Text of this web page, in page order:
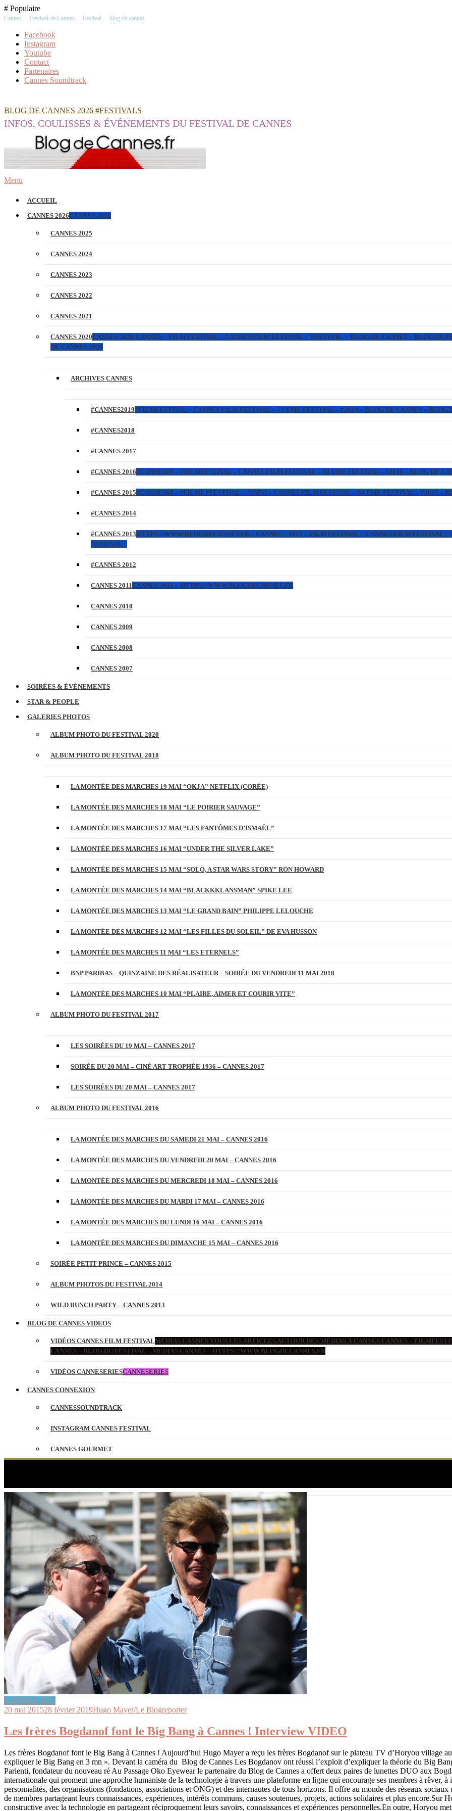
Skip
To
# Populaire
Cannes Festival de Cannes Festival blog de cannes
Facebook
Instagram
Youtube
Contact
Partenaires
Cannes Soundtrack
BLOG DE CANNES 2026 #FESTIVALS
INFOS, COULISSES & ÉVÉNEMENTS DU FESTIVAL DE CANNES
Menu
ACCUEIL
CANNES 2026CANNES 2026
CANNES 2025
CANNES 2024
CANNES 2023
CANNES 2022
CANNES 2021
CANNES 2020CANNES 2020 CANNES – FILM FESTIVAL – CANNES FILM FESTIVAL – FESTIVAL – BLOG DE CANNES – BLOG DU
DE CANNES 2020
ARCHIVES CANNES
#CANNES2019#FILMFESTIVAL – CANNES FILM FESTIVAL – 72 EME FESTIVAL – #2019 – BLOG DE CANNES – BLOG
#CANNES2018
#CANNES 2017
#CANNES 2016#CANNES69 – #FILMFESTIVAL – CANNES FILM FESTIVAL – 69 EME FESTIVAL – #2016 – BLOG DE
#CANNES 2015#CANNES68 – #FILMF #FESTIVAL – #INFO – CANNES FILM FESTIVAL – 68 EME FESTIVAL – #2015 –
#CANNES 2014
#CANNES 2013HTTPS://WWW.BLOGDECANNES.FR – CANNES – 2013 – FILM FESTIVAL – CANNES FILM FESTIVAL
FESTIVAL –
#CANNES 2012
CANNES 2011CANNES 2011 – HTTPS://WWW.BLOGDECANNES.FR
CANNES 2010
CANNES 2009
CANNES 2008
CANNES 2007
SOIRÉES & ÉVÉNEMENTS
STAR & PEOPLE
GALERIES PHOTOS
ALBUM PHOTO DU FESTIVAL 2020
ALBUM PHOTO DU FESTIVAL 2018
LA MONTÉE DES MARCHES 19 MAI “OKJA” NETFLIX (CORÉE)
LA MONTÉE DES MARCHES 18 MAI “LE POIRIER SAUVAGE”
LA MONTÉE DES MARCHES 17 MAI “LES FANTÔMES D’ISMAËL”
LA MONTÉE DES MARCHES 16 MAI “UNDER THE SILVER LAKE”
LA MONTÉE DES MARCHES 15 MAI “SOLO, A STAR WARS STORY” RON HOWARD
LA MONTÉE DES MARCHES 14 MAI “BLACKKKLANSMAN” SPIKE LEE
LA MONTÉE DES MARCHES 13 MAI “LE GRAND BAIN” PHILIPPE LELOUCHE
LA MONTÉE DES MARCHES 12 MAI “LES FILLES DU SOLEIL” DE EVA HUSSON
LA MONTÉE DES MARCHES 11 MAI “LES ETERNELS”
BNP PARIBAS – QUINZAINE DES RÉALISATEUR – SOIRÉE DU VENDREDI 11 MAI 2018
LA MONTÉE DES MARCHES 10 MAI “PLAIRE, AIMER ET COURIR VITE”
ALBUM PHOTO DU FESTIVAL 2017
LES SOIRÉES DU 19 MAI – CANNES 2017
SOIRÉE DU 20 MAI – CINÉ ART TROPHÉE 1936 – CANNES 2017
LES SOIRÉES DU 20 MAI – CANNES 2017
ALBUM PHOTO DU FESTIVAL 2016
LA MONTÉE DES MARCHES DU SAMEDI 21 MAI – CANNES 2016
LA MONTÉE DES MARCHES DU VENDREDI 20 MAI – CANNES 2016
LA MONTÉE DES MARCHES DU MERCREDI 18 MAI – CANNES 2016
LA MONTÉE DES MARCHES DU MARDI 17 MAI – CANNES 2016
LA MONTÉE DES MARCHES DU LUNDI 16 MAI – CANNES 2016
LA MONTÉE DES MARCHES DU DIMANCHE 15 MAI – CANNES 2016
SOIRÉE PETIT PRINCE – CANNES 2015
ALBUM PHOTOS DU FESTIVAL 2014
WILD BUNCH PARTY – CANNES 2013
BLOG DE CANNES VIDEOS
VIDÉOS CANNES FILM FESTIVALMÉDIAS CANNES TOUS LES ARTICLES AUTOUR DES MÉDIAS À CANNES CANNES –
CANNES – BLOG DU FESTIVAL – MEDIAS CANNES – HTTPS://WWW.BLOGDECANNES.FR
VIDÉOS CANNESERIESCANNESERIES
CANNES CONNEXION
CANNESSOUNDTRACK
INSTAGRAM CANNES FESTIVAL
CANNES GOURMET
ENGLISH
CANNES 2015
20 mai 201528 février 2019Hugo Mayer/Le Blogreporter
Les frères Bogdanof font le Big Bang à Cannes ! Interview VIDEO
Les frères Bogdanof font le Big Bang à Cannes ! Aujourd’hui Hugo Mayer a reçu les frères Bogdanof sur le plateau TV d’Horyou village
expliquer le Big Bang en 3 mn ». Devant la caméra du Blog de Cannes Les Bogdanov ont réussi l’exploit d’expliquer la théorie du Big
Parienti, fondateur du nouveau ré Au Passage Oko Eyewear le partenaire du Blog de Cannes a offert deux paires de lunettes DUO aux
internationale qui promeut une approche humaniste de la technologie à travers une plateforme en ligne qui encourage ses membres à rêver, à
personnalités, des organisations (fondations, associations et ONG) et des internautes de tous horizons. Il offre au monde des réseaux
de membres partageant leurs connaissances, expériences, intérêts communs, causes soutenues, projets, actions solidaires et plus
constructive avec la technologie en partageant réciproquement leurs savoirs, connaissances et expériences personnelles.En outre, Horyou